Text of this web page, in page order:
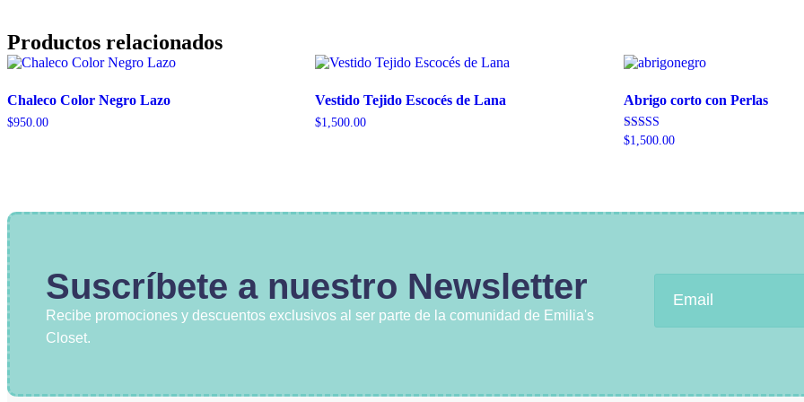
Productos relacionados
Chaleco Color Negro Lazo
$950.00
Vestido Tejido Escocés de Lana
$1,500.00
Abrigo corto con Perlas
Valorado con
$1,500.00
Suscríbete a nuestro Newsletter
Recibe promociones y descuentos exclusivos al ser parte de la comunidad de Emilia's
Closet.